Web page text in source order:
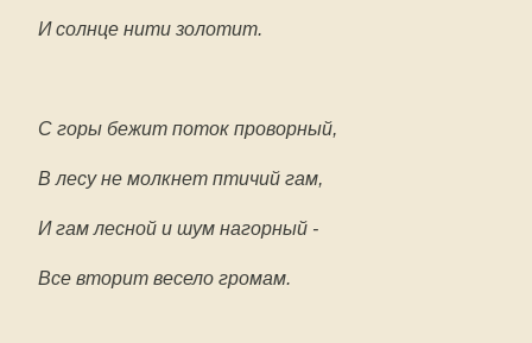
И солнце нити золотит.
С горы бежит поток проворный,
В лесу не молкнет птичий гам,
И гам лесной и шум нагорный -
Все вторит весело громам.